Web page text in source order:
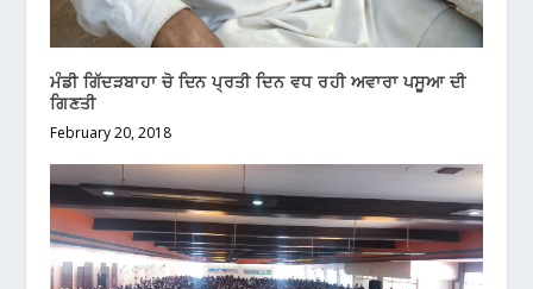
ਮੰਡੀ ਗਿੱਦੜਬਾਹਾ ਚੋ ਦਿਨ ਪ੍ਰਤੀ ਦਿਨ ਵਧ ਰਹੀ ਅਵਾਰਾ ਪਸੂਆ ਦੀ
ਗਿਣਤੀ
February 20, 2018